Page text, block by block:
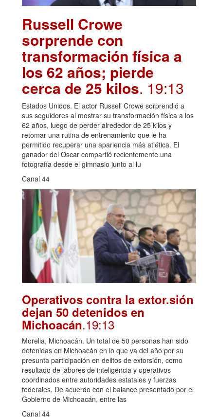
Russell Crowe
sorprende con
transformación física a
los 62 años; pierde
cerca de 25 kilos. 19:13
Estados Unidos. El actor Russell Crowe sorprendió a
sus seguidores al mostrar su transformación física a los
62 años, luego de perder alrededor de 25 kilos y
retomar una rutina de entrenamiento que le ha
permitido recuperar una apariencia más atlética. El
ganador del Oscar compartió recientemente una
fotografía desde el gimnasio junto al lu
Canal 44
Operativos contra la extor.sión
dejan 50 detenidos en
Michoacán.19:13
Morelia, Michoacán. Un total de 50 personas han sido
detenidas en Michoacán en lo que va del año por su
presunta participación en delitos de extorsión, como
resultado de labores de inteligencia y operativos
coordinados entre autoridades estatales y fuerzas
federales. De acuerdo con el balance presentado por el
Gobierno de Michoacán, entre las
Canal 44